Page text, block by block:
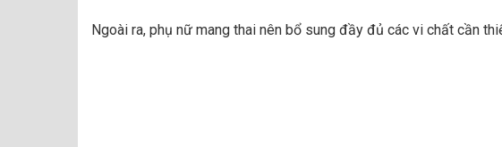
Ngoài ra, phụ nữ mang thai nên bổ sung đầy đủ các vi chất cần